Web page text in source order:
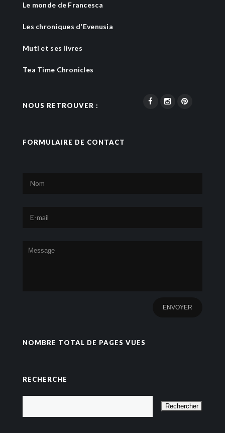
Le monde de Francesca
Les chroniques d'Evenusia
Muti et ses livres
Tea Time Chronicles
NOUS RETROUVER :
FORMULAIRE DE CONTACT
NOMBRE TOTAL DE PAGES VUES
RECHERCHE